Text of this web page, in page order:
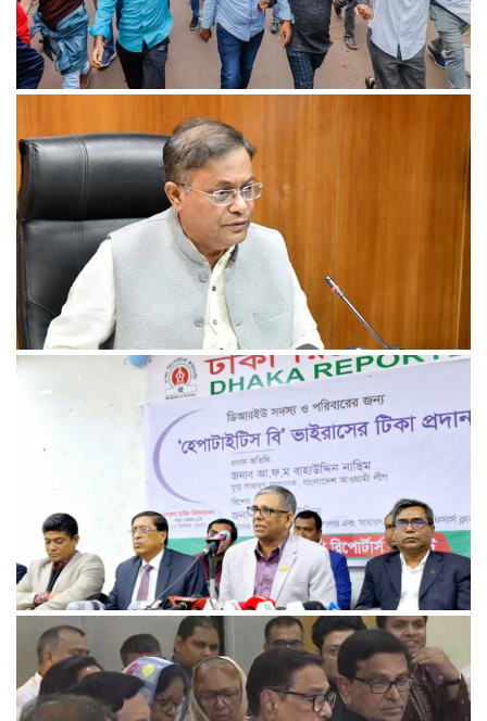
খুলনায় অবরোধের সমর্থনে দুপুরে ও সন্ধ্যায় বিএনপির মিছিল
রেললাইন কাটা, গাড়িতে আগুন—এ কোন রাজনীতি, প্রশ্ন তথ্যমন্ত্রীর
আমরা প্রতিদ্বন্দ্বিতাপূর্ণ নির্বাচন চাই: না‌ছিম